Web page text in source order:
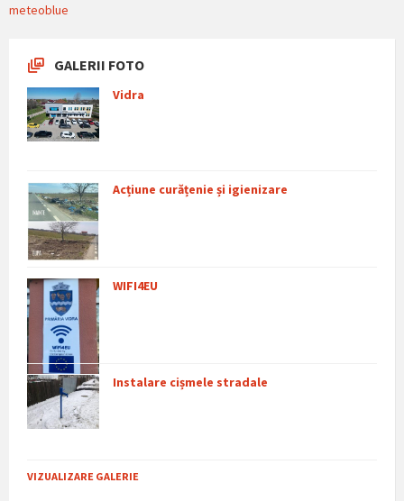
meteoblue
GALERII FOTO
Vidra
Acțiune curățenie și igienizare
WIFI4EU
Instalare cișmele stradale
VIZUALIZARE GALERIE